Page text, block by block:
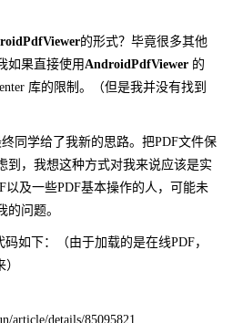
的形式？毕竟很多其他
如果直接使用AndroidPdfViewer 的
库的限制。（但是我并没有找到
同学给了我新的思路。把PDF文件保
到，我想这种方式对我来说应该是实
以及一些PDF基本操作的人，可能未
问题。
如下：（由于加载的是在线PDF，
article/details/85095821